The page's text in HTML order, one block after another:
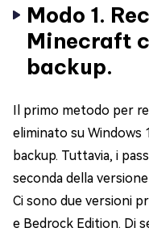
Modo 1.
Minecraft
backup.
Il primo metodo per
eliminato su Windows
backup. Tuttavia, i
seconda della
Ci sono due versioni
e Bedrock Edition. Di